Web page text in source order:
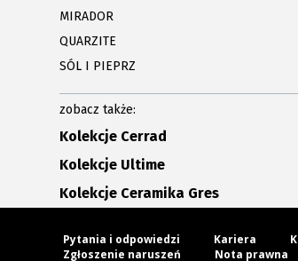
MIRADOR
QUARZITE
SÓL I PIEPRZ
zobacz także:
Kolekcje Cerrad
Kolekcje Ultime
Kolekcje Ceramika Gres
Pytania i odpowiedzi Kariera
Zgłoszenie naruszeń
Nota prawna